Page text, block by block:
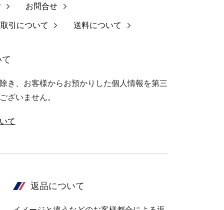
お問合せ
引について 送料について
き、お客様からお預かりした個人情報を第三
ざいません。
て
返品について